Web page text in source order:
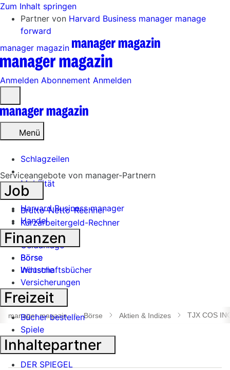
Zum Inhalt springen
Partner von Harvard Business manager manage
forward
manager magazin
Anmelden Abonnement Anmelden
öffnen
Menü
Schlagzeilen
Mobilität
Tech
Harvard Business manager
Handel
Banken
Geldanlage
Börse
Industrie
Suche
öffnen
manager magazin Börse Aktien & Indizes TJX COS
Serviceangebote von manager-Partnern
Job
Brutto-Netto-Rechner
Kurzarbeitergeld-Rechner
Finanzen
Börse
Wirtschaftsbücher
Versicherungen
Freizeit
Bücher bestellen
Spiele
Inhaltepartner
DER SPIEGEL